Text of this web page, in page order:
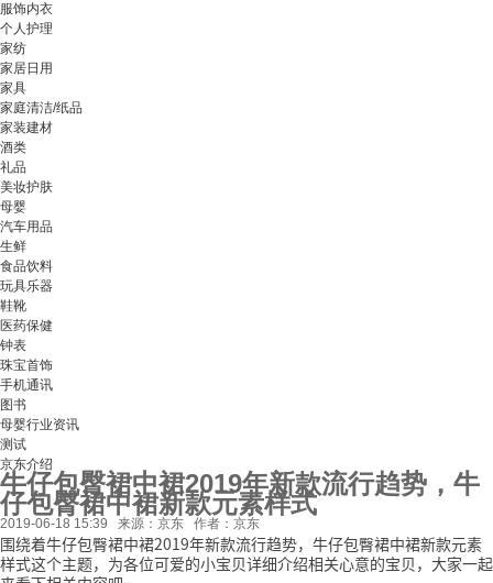
服饰内衣
个人护理
家纺
家居日用
家具
家庭清洁/纸品
家装建材
酒类
礼品
美妆护肤
母婴
汽车用品
生鲜
食品饮料
玩具乐器
鞋靴
医药保健
钟表
珠宝首饰
手机通讯
图书
母婴行业资讯
测试
京东介绍
牛仔包臀裙中裙2019年新款流行趋势，牛
仔包臀裙中裙新款元素样式
2019-06-18 15:39 来源：京东 作者：京东
围绕着牛仔包臀裙中裙2019年新款流行趋势，牛仔包臀裙中裙新款元素
样式这个主题，为各位可爱的小宝贝详细介绍相关心意的宝贝，大家一起